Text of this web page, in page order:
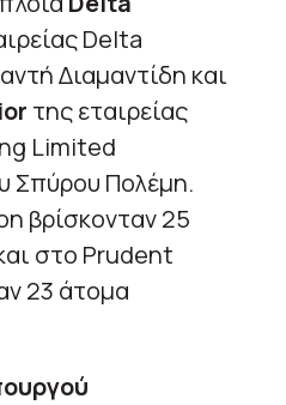
Delta
Διαμαντίδη και
της εταιρείας
Limited
Σπύρου Πολέμη.
βρίσκονταν 25
στο Prudent
23 άτομα